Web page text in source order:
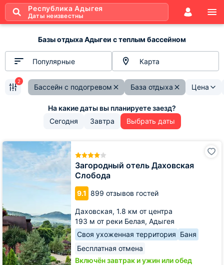
Республика Адыгея
Даты неизвестны
Базы отдыха Адыгеи с теплым бассейном
Популярные Карта
Бассейн с подогревом База отдыха Цена
2
Сегодня Завтра Выбрать даты
Загородный отель Даховская
Слобода
9.1 899 отзывов гостей
Даховская, 1.8 км от центра
193 м от реки Белая, Адыгея
Своя ухоженная территория Баня
Бесплатная отмена
Включён завтрак и ужин или обед
Загородный
Даховская
Слобода